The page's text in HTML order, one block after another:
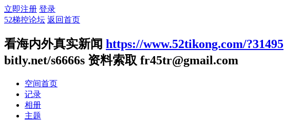
立即注册 登录
52梯控论坛 返回首页
看海内外真实新闻 https://www.52tikong.com/?31495
bitly.net/s6666s 资料索取 fr45tr@gmail.com
空间首页
记录
相册
主题